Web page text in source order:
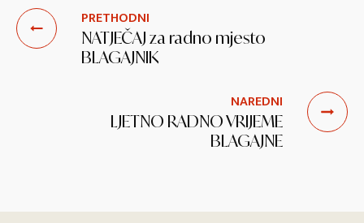
PRETHODNI
NATJEČAJ za radno mjesto
BLAGAJNIK
NAREDNI
LJETNO RADNO VRIJEME
BLAGAJNE